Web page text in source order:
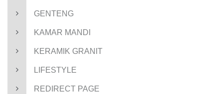
GENTENG
KAMAR MANDI
KERAMIK GRANIT
LIFESTYLE
REDIRECT PAGE